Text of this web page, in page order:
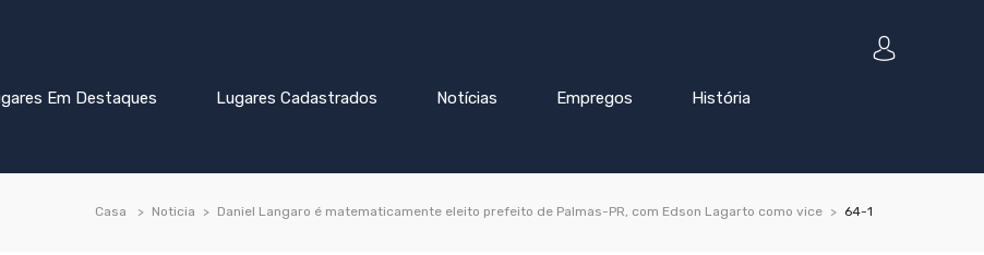
Em Destaques Lugares Cadastrados Notícias Empregos
História
Casa Noticia Daniel Langaro é matematicamente eleito prefeito de Palmas-PR, com Edson Lagarto como vice 64-1